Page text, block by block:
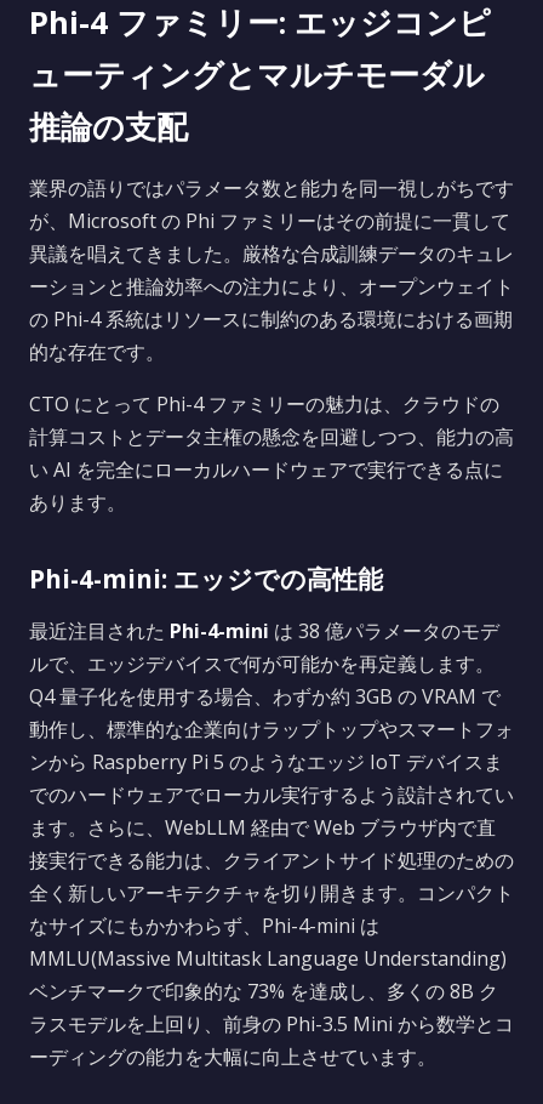
Phi-4 ファミリー: エッジコンピ
ューティングとマルチモーダル
推論の支配
業界の語りではパラメータ数と能力を同一視しがちです
が、Microsoft の Phi ファミリーはその前提に一貫して
異議を唱えてきました。厳格な合成訓練データのキュレ
ーションと推論効率への注力により、オープンウェイト
の Phi-4 系統はリソースに制約のある環境における画期
的な存在です。
CTO にとって Phi-4 ファミリーの魅力は、クラウドの
計算コストとデータ主権の懸念を回避しつつ、能力の高
い AI を完全にローカルハードウェアで実行できる点に
あります。
Phi-4-mini: エッジでの高性能
最近注目された Phi-4-mini は 38 億パラメータのモデ
ルで、エッジデバイスで何が可能かを再定義します。
Q4 量子化を使用する場合、わずか約 3GB の VRAM で
動作し、標準的な企業向けラップトップやスマートフォ
ンから Raspberry Pi 5 のようなエッジ IoT デバイスま
でのハードウェアでローカル実行するよう設計されてい
ます。さらに、WebLLM 経由で Web ブラウザ内で直
接実行できる能力は、クライアントサイド処理のための
全く新しいアーキテクチャを切り開きます。コンパクト
なサイズにもかかわらず、Phi-4-mini は
MMLU(Massive Multitask Language Understanding)
ベンチマークで印象的な 73% を達成し、多くの 8B ク
ラスモデルを上回り、前身の Phi-3.5 Mini から数学とコ
ーディングの能力を大幅に向上させています。